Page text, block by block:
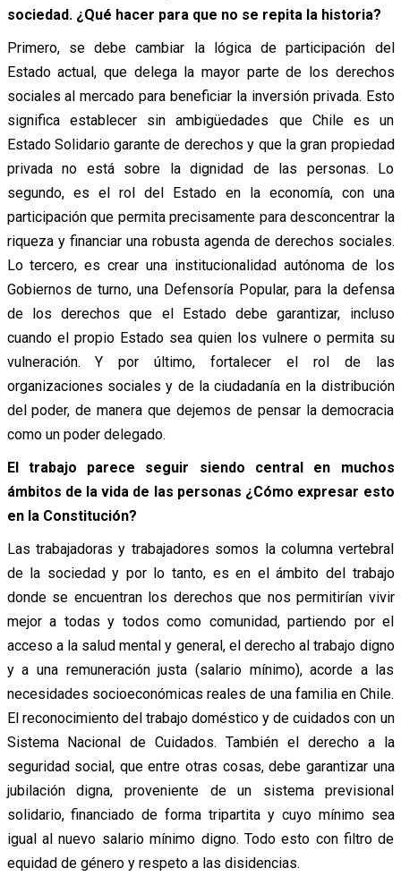
sociedad. ¿Qué hacer para que no se repita la historia?
Primero, se debe cambiar la lógica de participación del
Estado actual, que delega la mayor parte de los derechos
sociales al mercado para beneficiar la inversión privada. Esto
significa establecer sin ambigüedades que Chile es un
Estado Solidario garante de derechos y que la gran propiedad
privada no está sobre la dignidad de las personas. Lo
segundo, es el rol del Estado en la economía, con una
participación que permita precisamente para desconcentrar la
riqueza y financiar una robusta agenda de derechos sociales.
Lo tercero, es crear una institucionalidad autónoma de los
Gobiernos de turno, una Defensoría Popular, para la defensa
de los derechos que el Estado debe garantizar, incluso
cuando el propio Estado sea quien los vulnere o permita su
vulneración. Y por último, fortalecer el rol de las
organizaciones sociales y de la ciudadanía en la distribución
del poder, de manera que dejemos de pensar la democracia
como un poder delegado.
El trabajo parece seguir siendo central en muchos
ámbitos de la vida de las personas ¿Cómo expresar esto
en la Constitución?
Las trabajadoras y trabajadores somos la columna vertebral
de la sociedad y por lo tanto, es en el ámbito del trabajo
donde se encuentran los derechos que nos permitirían vivir
mejor a todas y todos como comunidad, partiendo por el
acceso a la salud mental y general, el derecho al trabajo digno
y a una remuneración justa (salario mínimo), acorde a las
necesidades socioeconómicas reales de una familia en Chile.
El reconocimiento del trabajo doméstico y de cuidados con un
Sistema Nacional de Cuidados. También el derecho a la
seguridad social, que entre otras cosas, debe garantizar una
jubilación digna, proveniente de un sistema previsional
solidario, financiado de forma tripartita y cuyo mínimo sea
igual al nuevo salario mínimo digno. Todo esto con filtro de
equidad de género y respeto a las disidencias.